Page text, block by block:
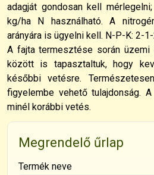
adagját gondosan kell
kg/ha N használható. A
arányára is ügyelni kell. N-P-K: 2-
A fajta termesztése során
között is tapasztaltuk, hogy
későbbi vetésre.
figyelembe vehető tulajdonság.
minél korábbi vetés.
Megrendelő űrlap
Termék neve